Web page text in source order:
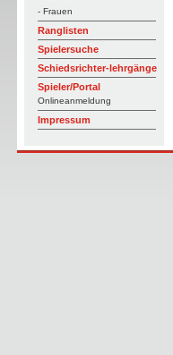
- Frauen
Ranglisten
Spielersuche
Schiedsrichter-lehrgänge
Spieler/Portal
Onlineanmeldung
Impressum